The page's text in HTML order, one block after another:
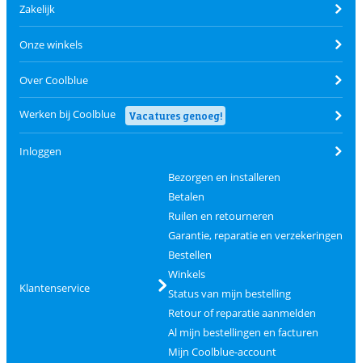
Zakelijk
Onze winkels
Over Coolblue
Werken bij Coolblue Vacatures genoeg!
Inloggen
Klantenservice
Bezorgen en installeren
Betalen
Ruilen en retourneren
Garantie, reparatie en verzekeringen
Bestellen
Winkels
Status van mijn bestelling
Retour of reparatie aanmelden
Al mijn bestellingen en facturen
Mijn Coolblue-account